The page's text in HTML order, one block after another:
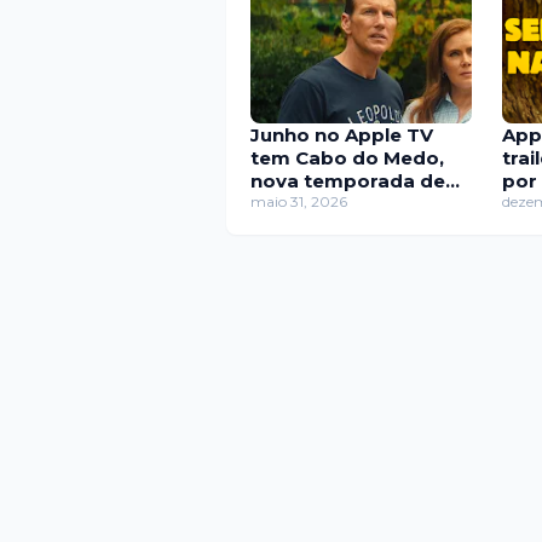
Junho no Apple TV
tem Cabo do Medo,
nova temporada de
Sugar e finais
maio 31, 2026
por